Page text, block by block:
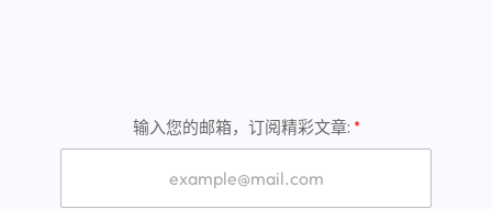
输入您的邮箱，订阅精彩文章: